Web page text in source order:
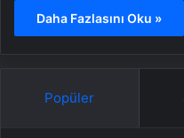
Daha Fazlasını Oku »
Popüler